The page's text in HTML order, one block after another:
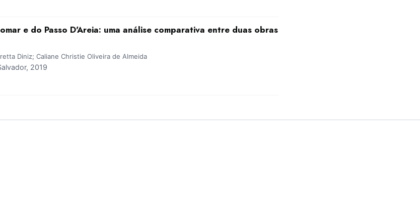
e do Passo D'Areia: uma análise comparativa entre duas obras
Diniz; Caliane Christie Oliveira de Almeida
2019